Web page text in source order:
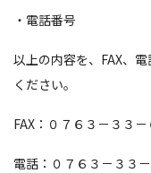
・電話番号
以上の内容を、FAX、
ください。
FAX：０７６３－３３－
電話：０７６３－３３